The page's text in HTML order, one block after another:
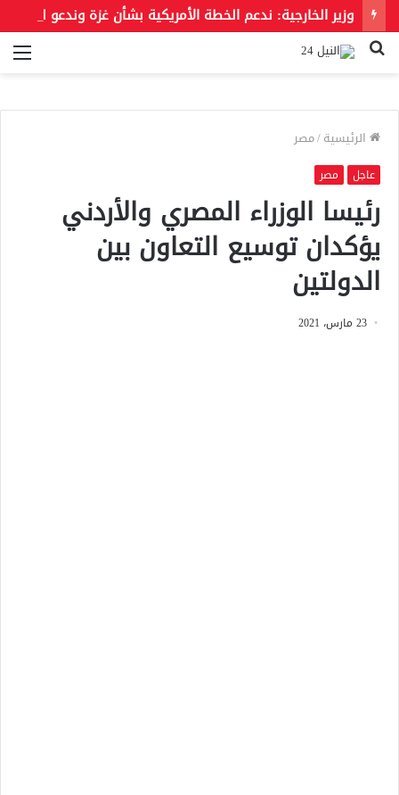
وزير الخارجية: ندعم الخطة الأمريكية بشأن غزة وندعو للحفاظ على الهوية العربية للقدس الشرقية
بحث
الرئيسية/مصر
عاجل مصر
رئيسا الوزراء المصري والأردني
يؤكدان توسيع التعاون بين
الدولتين
23 مارس، 2021